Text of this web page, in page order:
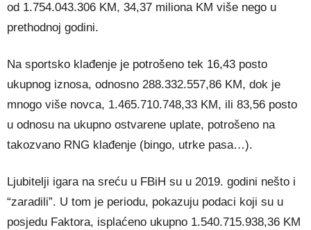
od 1.754.043.306 KM, 34,37 miliona KM više nego u
prethodnoj godini.
Na sportsko klađenje je potrošeno tek 16,43 posto
ukupnog iznosa, odnosno 288.332.557,86 KM, dok je
mnogo više novca, 1.465.710.748,33 KM, ili 83,56 posto
u odnosu na ukupno ostvarene uplate, potrošeno na
takozvano RNG klađenje (bingo, utrke pasa…).
Ljubitelji igara na sreću u FBiH su u 2019. godini nešto i
“zaradili”. U tom je periodu, pokazuju podaci koji su u
posjedu Faktora, isplaćeno ukupno 1.540.715.938,36 KM